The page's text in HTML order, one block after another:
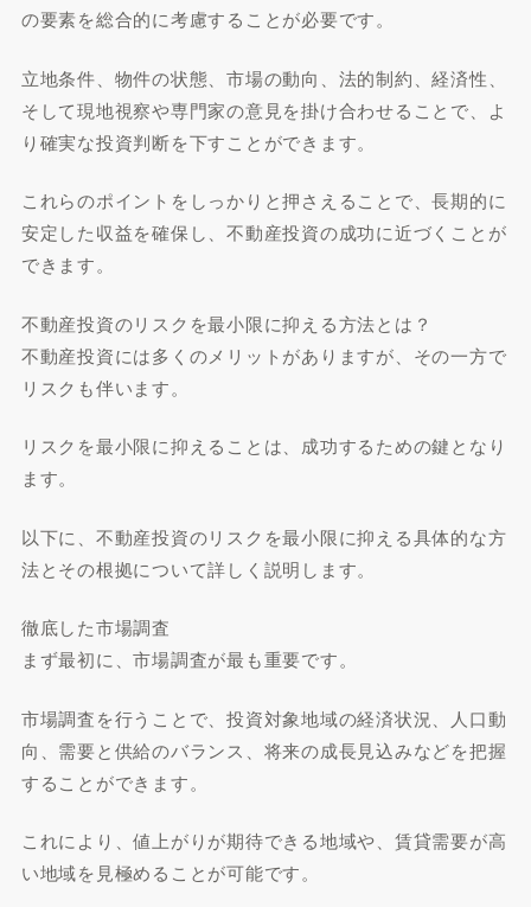
の要素を総合的に考慮することが必要です。
立地条件、物件の状態、市場の動向、法的制約、経済性、
そして現地視察や専門家の意見を掛け合わせることで、よ
り確実な投資判断を下すことができます。
これらのポイントをしっかりと押さえることで、長期的に
安定した収益を確保し、不動産投資の成功に近づくことが
できます。
不動産投資のリスクを最小限に抑える方法とは？
不動産投資には多くのメリットがありますが、その一方で
リスクも伴います。
リスクを最小限に抑えることは、成功するための鍵となり
ます。
以下に、不動産投資のリスクを最小限に抑える具体的な方
法とその根拠について詳しく説明します。
徹底した市場調査
まず最初に、市場調査が最も重要です。
市場調査を行うことで、投資対象地域の経済状況、人口動
向、需要と供給のバランス、将来の成長見込みなどを把握
することができます。
これにより、値上がりが期待できる地域や、賃貸需要が高
い地域を見極めることが可能です。